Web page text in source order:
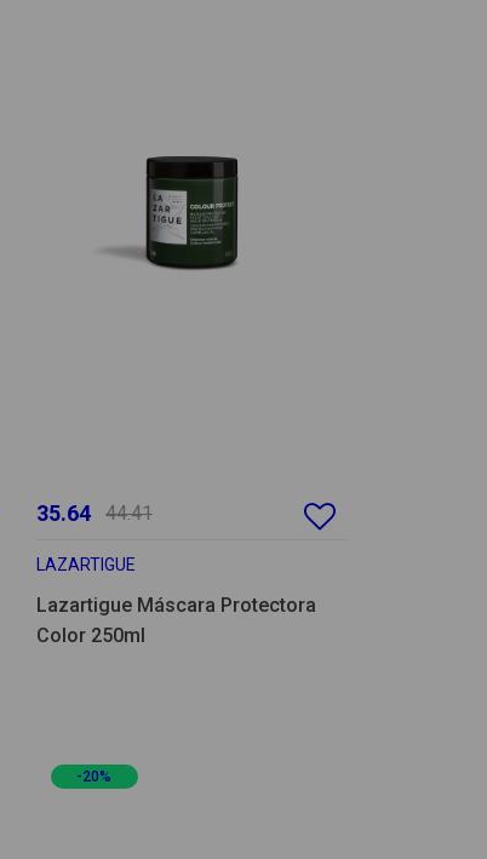
35.64 44.41
LAZARTIGUE
Lazartigue Máscara Protectora
Color 250ml
-20%